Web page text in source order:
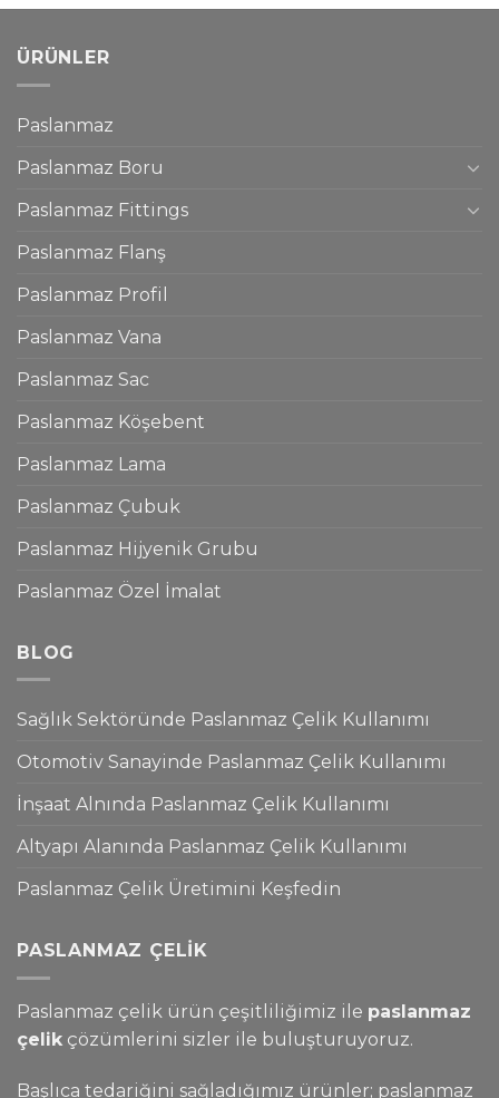
ÜRÜNLER
Paslanmaz
Paslanmaz Boru
Paslanmaz Fittings
Paslanmaz Flanş
Paslanmaz Profil
Paslanmaz Vana
Paslanmaz Sac
Paslanmaz Köşebent
Paslanmaz Lama
Paslanmaz Çubuk
Paslanmaz Hijyenik Grubu
Paslanmaz Özel İmalat
BLOG
Sağlık Sektöründe Paslanmaz Çelik Kullanımı
Otomotiv Sanayinde Paslanmaz Çelik Kullanımı
İnşaat Alnında Paslanmaz Çelik Kullanımı
Altyapı Alanında Paslanmaz Çelik Kullanımı
Paslanmaz Çelik Üretimini Keşfedin
PASLANMAZ ÇELIK
Paslanmaz çelik ürün çeşitliliğimiz ile paslanmaz
çelik çözümlerini sizler ile buluşturuyoruz.
Başlıca tedariğini sağladığımız ürünler; paslanmaz